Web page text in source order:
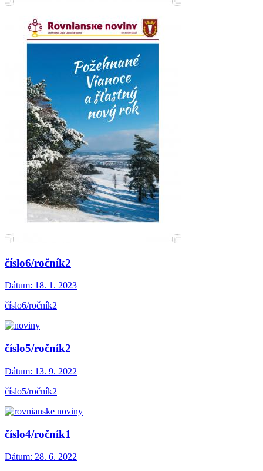
číslo6/ročník2
Dátum: 18. 1. 2023
číslo6/ročník2
číslo5/ročník2
Dátum: 13. 9. 2022
číslo5/ročník2
číslo4/ročník1
Dátum: 28. 6. 2022